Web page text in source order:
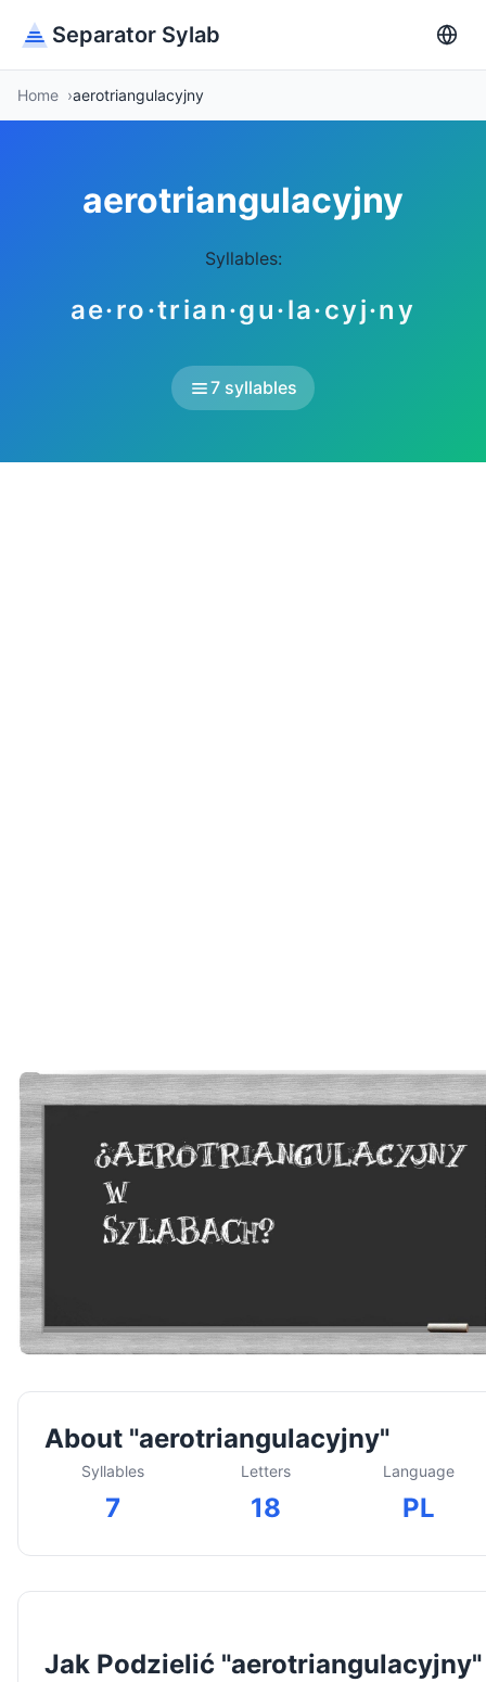
Separator Sylab
Home aerotriangulacyjny
aerotriangulacyjny
Syllables:
ae·ro·trian·gu·la·cyj·ny
7 syllables
About "aerotriangulacyjny"
Syllables
7
Letters
18
Language
PL
Jak Podzielić "aerotriangulacyjny"